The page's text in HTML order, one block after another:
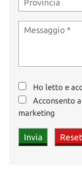
auto Selezionata
quanto vale il tuo
TEST DRIVE
E ANCHE la
Ho letto e
Acconsento
marketing